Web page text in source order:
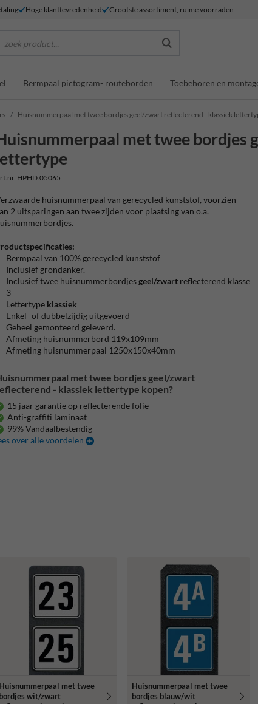
Hoge klanttevredenheid Grootste assortiment, ruime voorraden
zoek product...
Bermpaal pictogram- routeborden Toebehoren en
Huisnummerpaal met twee bordjes geel/zwart reflecterend - klassiek
met twee bordjes
HPHD.05065
huisnummerpaal van gerecycled kunststof, voorzien
2 uitsparingen aan twee zijden voor plaatsing van o.a.
Bermpaal van 100% gerecycled kunststof
Inclusief grondanker.
Inclusief twee huisnummerbordjesgeel/zwart reflecterend klasse
3
Lettertype klassiek
Enkel- of dubbelzijdig uitgevoerd
Geheel gemonteerd geleverd.
Afmeting huisnummerbord 119x109mm
Afmeting huisnummerpaal 1250x150x40mm
met twee bordjes geel/zwart
- klassiek lettertype kopen?
15 jaar garantie op reflecterende folie
Anti-graffiti laminaat
99% Vandaalbestendig
over alle voordelen
Huisnummerpaal met twee
bordjes wit/zwart
Huisnummerpaal met twee
bordjes blauw/wit